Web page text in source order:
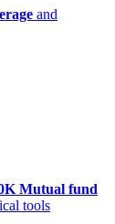
and
Mutual fund
tools